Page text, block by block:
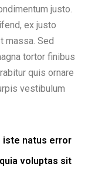
justo.
ex justo
massa. Sed
tortor finibus
quis ornare
vestibulum
iste natus error
voluptas sit